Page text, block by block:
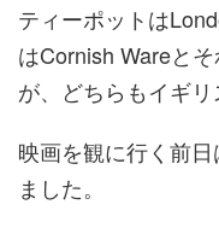
ティーポットは
はCornish Wareと
が、どちらもイギリ
映画を観に行く前
ました。